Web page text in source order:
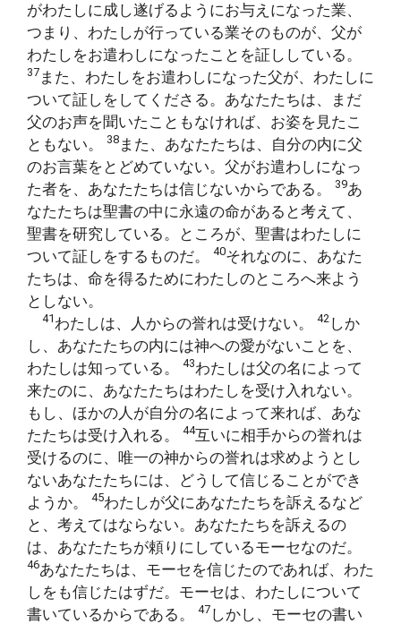
がわたしに成し遂げるようにお与えになった業、
つまり、わたしが行っている業そのものが、父が
わたしをお遣わしになったことを証ししている。
37 また、わたしをお遣わしになった父が、わたしに
ついて証しをしてくださる。あなたたちは、まだ
父のお声を聞いたこともなければ、お姿を見たこ
ともない。
38 また、あなたたちは、自分の内に父
のお言葉をとどめていない。父がお遣わしになっ
た者を、あなたたちは信じないからである。
39あ
なたたちは聖書の中に永遠の命があると考えて、
聖書を研究している。ところが、聖書はわたしに
ついて証しをするものだ。
40それなのに、あなた
たちは、命を得るためにわたしのところへ来よう
としない。
41わたしは、人からの誉れは受けない。 42 しか
し、あなたたちの内には神への愛がないことを、
わたしは知っている。
43わたしは父の名によって
来たのに、あなたたちはわたしを受け入れない。
もし、ほかの人が自分の名によって来れば、あな
たたちは受け入れる。
44互いに相手からの誉れは
受けるのに、唯一の神からの誉れは求めようとし
ないあなたたちには、どうして信じることができ
ようか。
45わたしが父にあなたたちを訴えるなど
と、考えてはならない。あなたたちを訴えるの
は、あなたたちが頼りにしているモーセなのだ。
46あなたたちは、モーセを信じたのであれば、わた
しをも信じたはずだ。モーセは、わたしについて
書いているからである。
47 しかし、モーセの書い